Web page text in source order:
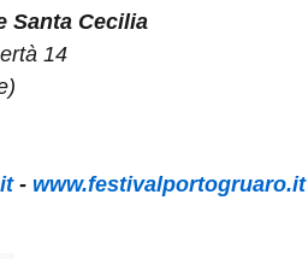
Santa Cecilia
14
- www.festivalportogruaro.it